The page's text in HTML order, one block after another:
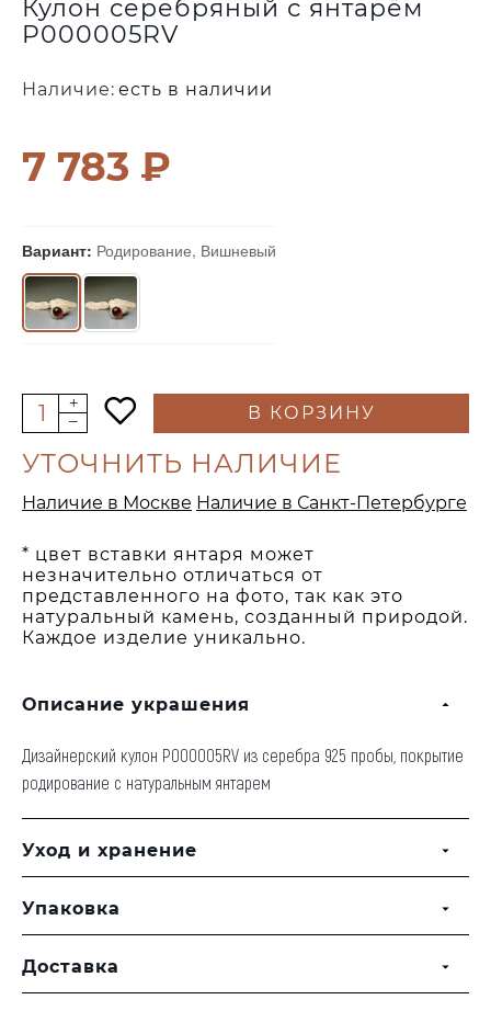
Кулон серебряный с янтарём
P000005RV
7 783 ₽
Вариант: Родирование, Вишневый
Наличие: есть в наличии
В КОРЗИНУ
* цвет вставки янтаря может
незначительно отличаться от
представленного на фото, так как это
натуральный камень, созданный природой.
Каждое изделие уникально.
Описание украшения
Дизайнерский кулон P000005RV из серебра 925 пробы, покрытие
родирование с натуральным янтарем
Уход и хранение
Упаковка
Доставка
УТОЧНИТЬ НАЛИЧИЕ
Наличие в Москве Наличие в Санкт-Петербурге